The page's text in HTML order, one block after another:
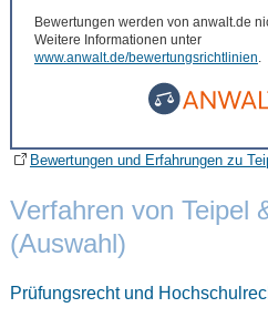
Bewertungen werden von anwalt.de
Weitere Informationen unter
www.anwalt.de/bewertungsrichtlinien.
Bewertungen und Erfahrungen zu
Verfahren von Teipel
(Auswahl)
Prüfungsrecht und